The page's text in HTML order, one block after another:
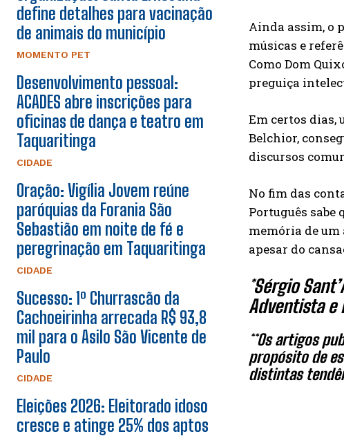
define detalhes para vacinação
de animais do município
MOMENTO PET
Desenvolvimento pessoal:
ACADES abre inscrições para
oficinas de dança e teatro em
Taquaritinga
CIDADE
Oração: Vigília Jovem reúne
paróquias da Forania São
Sebastião em noite de fé e
peregrinação em Taquaritinga
CIDADE
Sucesso: 1º Churrascão da
Cachoeirinha arrecada R$ 93,8
mil para o Asilo São Vicente de
Paulo
CIDADE
Eleições 2026: Eleitorado idoso
cresce e atinge 25% dos aptos
Ainda assim, o
músicas e
Como Dom
preguiça
Em certos dias,
Belchior,
discursos
No fim das
Português sabe
memória de um
apesar do
*Sérgio
Adventista e
**Os artigos
propósito de
distintas